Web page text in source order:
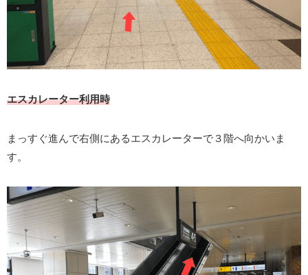
エスカレーター利用時
まっすぐ進んで右側にあるエスカレーターで３階へ向かいま
す。